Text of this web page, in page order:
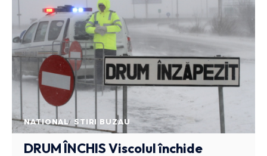
NATIONAL STIRI BUZAU
DRUM ÎNCHISViscolul închide